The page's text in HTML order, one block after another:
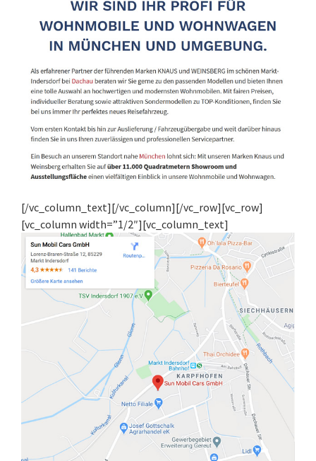
[/vc_column_text][/vc_column][/vc_row][vc_row]
[vc_column width=”1/2″][vc_column_text]